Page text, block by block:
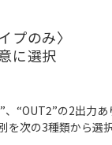
プのみ〉
に選択
“OUT2”の2出力あ
を次の3種類から選択